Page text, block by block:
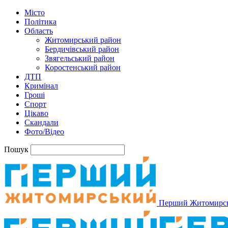
Місто
Політика
Область
Житомирський район
Бердичівський район
Звягельський район
Коростенський район
ДТП
Кримінал
Гроші
Спорт
Цікаво
Скандали
Фото/Відео
Пошук
Перший